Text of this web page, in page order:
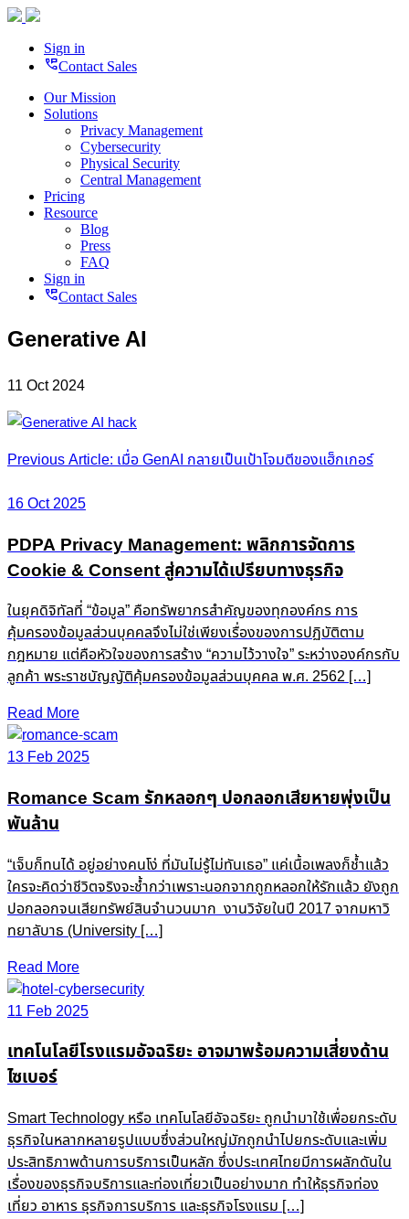
Sign in
perm_phone_msgContact Sales
Our Mission
Solutions
Privacy Management
Cybersecurity
Physical Security
Central Management
Pricing
Resource
Blog
Press
FAQ
Sign in
perm_phone_msgContact Sales
Generative AI
11 Oct 2024
Post
navigation
Previous Article: เมื่อ GenAI กลายเป็นเป้าโจมตีของแฮ็กเกอร์
16 Oct 2025
PDPA Privacy Management: พลิกการจัดการ
Cookie & Consent สู่ความได้เปรียบทางธุรกิจ
ในยุคดิจิทัลที่ “ข้อมูล” คือทรัพยากรสำคัญของทุกองค์กร การ
คุ้มครองข้อมูลส่วนบุคคลจึงไม่ใช่เพียงเรื่องของการปฏิบัติตาม
กฎหมาย แต่คือหัวใจของการสร้าง “ความไว้วางใจ” ระหว่างองค์กรกับ
ลูกค้า พระราชบัญญัติคุ้มครองข้อมูลส่วนบุคคล พ.ศ. 2562 […]
Read More
13 Feb 2025
Romance Scam รักหลอกๆ ปอกลอกเสียหายพุ่งเป็น
พันล้าน
“เจ็บก็ทนได้ อยู่อย่างคนโง่ ที่มันไม่รู้ไม่ทันเธอ” แค่เนื้อเพลงก็ช้ำแล้ว
ใครจะคิดว่าชีวิตจริงจะช้ำกว่าเพราะนอกจากถูกหลอกให้รักแล้ว ยังถูก
ปอกลอกจนเสียทรัพย์สินจำนวนมาก งานวิจัยในปี 2017 จากมหาวิ
ทยาลับาธ (University […]
Read More
11 Feb 2025
เทคโนโลยีโรงแรมอัจฉริยะ อาจมาพร้อมความเสี่ยงด้าน
ไซเบอร์
Smart Technology หรือ เทคโนโลยีอัจฉริยะ ถูกนำมาใช้เพื่อยกระดับ
ธุรกิจในหลากหลายรูปแบบซึ่งส่วนใหญ่มักถูกนำไปยกระดับและเพิ่ม
ประสิทธิภาพด้านการบริการเป็นหลัก ซึ่งประเทศไทยมีการผลักดันใน
เรื่องของธุรกิจบริการและท่องเที่ยวเป็นอย่างมาก ทำให้ธุรกิจท่อง
เที่ยว อาหาร ธุรกิจการบริการ และธุรกิจโรงแรม […]